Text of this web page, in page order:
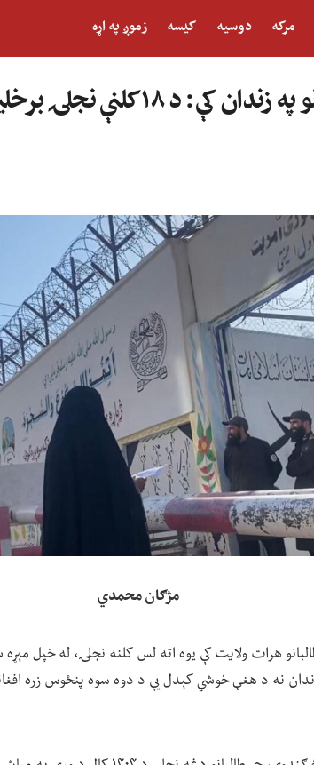
مرکه دوسیه کیسه زموږ په اړه
اته میاشتې د طالبانو په
مژګان محمدي
هرات ولایت کې یوه اته لس کلنه نجلۍ، له خپل
نه د هغې خوشي کېدل یې د دوه سوه پنځوس زره